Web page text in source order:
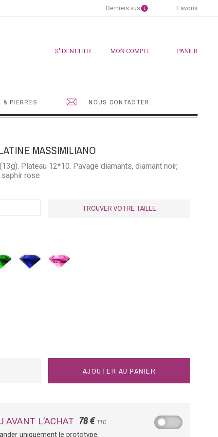
Derniers vus 1 Favoris
S'IDENTIFIER MON COMPTE PANIER
& PIERRES NOUS CONTACTER
MASSIMILIANO
Plateau 12*10. Pavage diamants, diamant noir,
rose
TROUVER VOTRE TAILLE
Saphir
bleu
Saphir
rose
AJOUTER AU PANIER
AVANT L’ACHAT 78 € TTC
uniquement le prototype.